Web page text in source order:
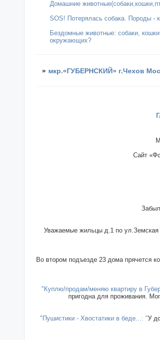
Домашние
SOS! Потерялась собака. Породы -
Бездомные животные: собаки,
окружающих?
» мкр.«ГУБЕРНСКИЙ» г.Чехов
Сайт
Уважаемые жильцы д.1 по ул.Земская
Во втором подъезде 23 дома прячется
"Куплю/продам/меняю квартиру в
пригодна для проживания.
"Пушистики - Хвостатики в беде...: "У